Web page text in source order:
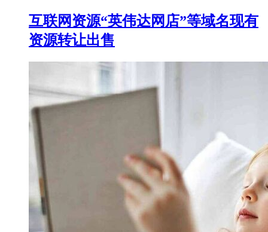
互联网资源“英伟达网店”等域名现有
资源转让出售